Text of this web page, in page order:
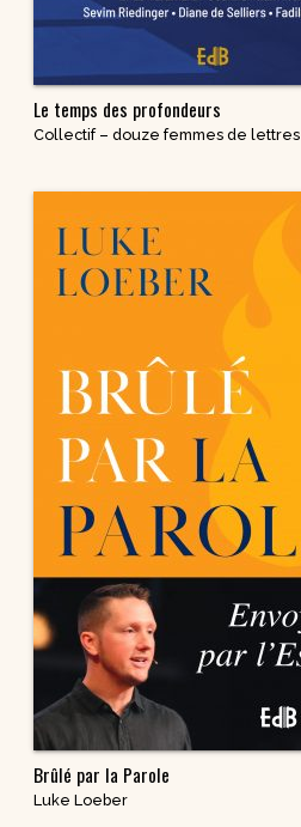
Le temps des profondeurs
Collectif – douze femmes de lettres
Brûlé par la Parole
Luke Loeber